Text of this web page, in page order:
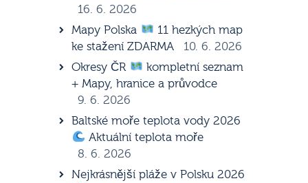
16. 6. 2026
Mapy Polska
11 hezkých map
ke stažení ZDARMA
10. 6. 2026
Okresy ČR
kompletní seznam
+ Mapy, hranice a průvodce
9. 6. 2026
Baltské moře teplota vody 2026
Aktuální teplota moře
8. 6. 2026
Nejkrásnější pláže v Polsku 2026